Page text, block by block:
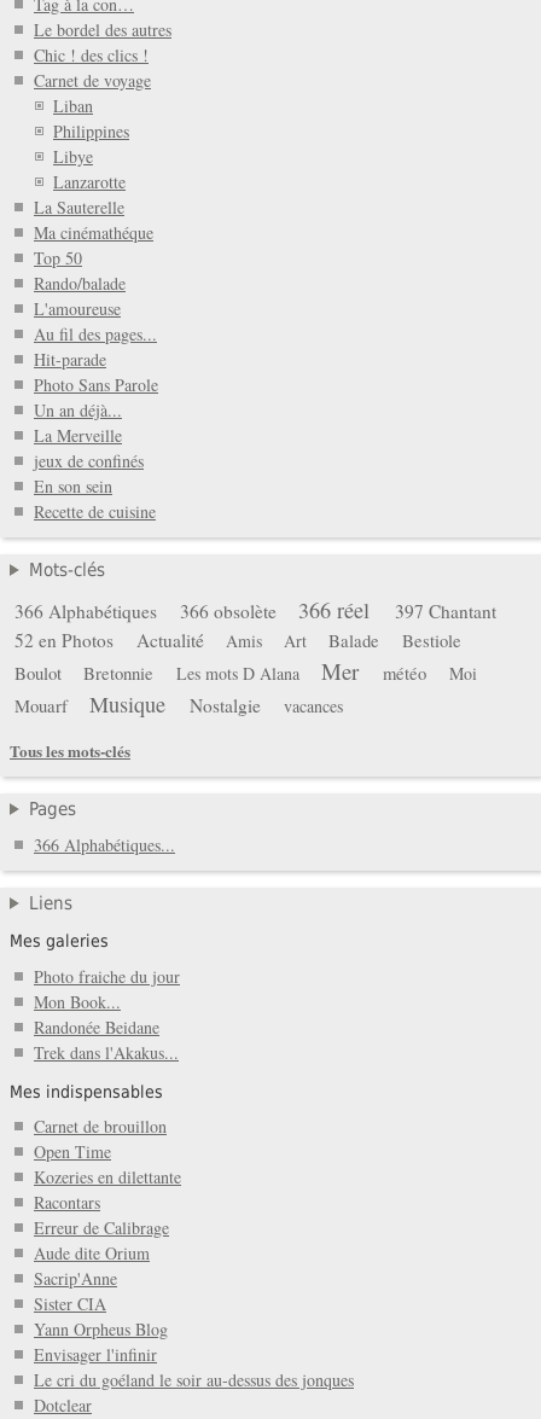
Le bordel des autres
Chic ! des clics !
Carnet de voyage
Liban
Philippines
Libye
Lanzarotte
La Sauterelle
Ma cinémathéque
Top 50
Rando/balade
L'amoureuse
Au fil des pages...
Hit-parade
Photo Sans Parole
Un an déjà...
La Merveille
jeux de confinés
En son sein
Recette de cuisine
Mots-clés
366 Alphabétiques 366 obsolète 366 réel
397 Chantant
52 en Photos
Actualité Amis Art Balade
Bestiole
Boulot
Bretonnie Les mots D Alana Mer météo Moi
Mouarf Musique Nostalgie
vacances
Tous les mots-clés
Pages
366 Alphabétiques...
Liens
Mes galeries
Photo fraiche du jour
Mon Book...
Randonée Beidane
Trek dans l'Akakus...
Mes indispensables
Carnet de brouillon
Open Time
Kozeries en dilettante
Racontars
Erreur de Calibrage
Aude dite Orium
Sacrip'Anne
Sister CIA
Yann Orpheus Blog
Envisager l'infinir
Le cri du goéland le soir au-dessus des jonques
Dotclear